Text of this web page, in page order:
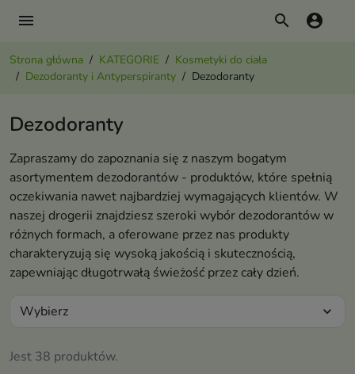
menu search account_circle
Strona główna KATEGORIE
Kosmetyki do ciała
Dezodoranty i Antyperspiranty
Dezodoranty
Dezodoranty
Zapraszamy do zapoznania się z naszym bogatym
asortymentem dezodorantów - produktów, które spełnią
oczekiwania nawet najbardziej wymagających klientów. W
naszej drogerii znajdziesz szeroki wybór dezodorantów w
różnych formach, a oferowane przez nas produkty
charakteryzują się wysoką jakością i skutecznością,
zapewniając długotrwałą świeżość przez cały dzień.
Jest 38 produktów.
Wybierz expand_more